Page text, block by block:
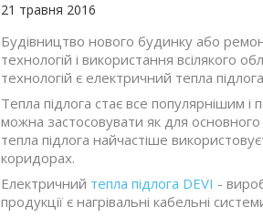
21 травня 2016
Будівництво нового будинку або
технологій і використання всілякого
технологій є електричний тепла
Тепла підлога стає все популярнішим
можна застосовувати як для основного
тепла підлога найчастіше
коридорах.
Електричний тепла підлога DEVI -
продукції є нагрівальні кабельні